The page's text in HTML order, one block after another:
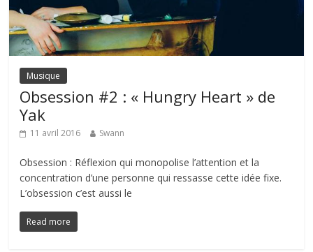
Musique
Obsession #2 : « Hungry Heart » de
Yak
11 avril 2016 Swann
Obsession : Réflexion qui monopolise l’attention et la
concentration d’une personne qui ressasse cette idée fixe.
L’obsession c’est aussi le
Read more